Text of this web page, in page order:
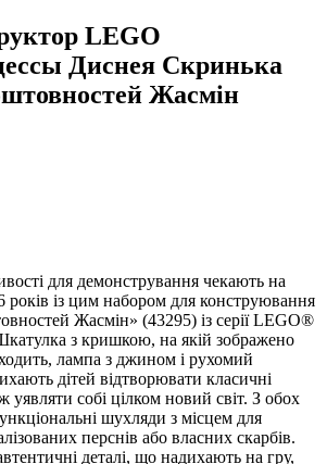
LEGO
Диснея Скринька
Жасмін
для демонстрування чекають на
років із цим набором для конструювання
Жасмін» (43295) із серії LEGO®
з кришкою, на якій зображено
лампа з джином і рухомий
дітей відтворювати класичні
уявляти собі цілком новий світ. З обох
шухляди з місцем для
перснів або власних скарбів.
деталі, що надихають на гру,